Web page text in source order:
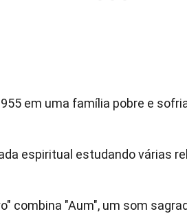
em uma família pobre e
espiritual estudando várias
combina "Aum", um som